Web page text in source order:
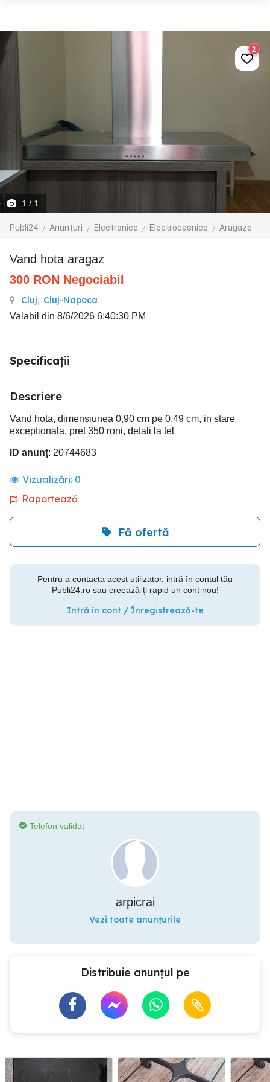
1 / 1
Publi24 Anunțuri Electronice Electrocasnice Aragaze
2
Vand hota aragaz
300 RON Negociabil
Cluj, Cluj-Napoca
Valabil din 8/6/2026 6:40:30 PM
Specificații
Descriere
Vand hota, dimensiunea 0,90 cm pe 0,49 cm, in stare
exceptionala, pret 350 roni, detali la tel
ID anunț: 20744683
Vizualizări: 0
Raportează
Fă ofertă
Pentru a contacta acest utilizator, intră în contul tău
Publi24.ro sau creează-ți rapid un cont nou!
Intră în cont / Înregistrează-te
Telefon validat
arpicrai
Vezi toate anunțurile
Distribuie anunțul pe